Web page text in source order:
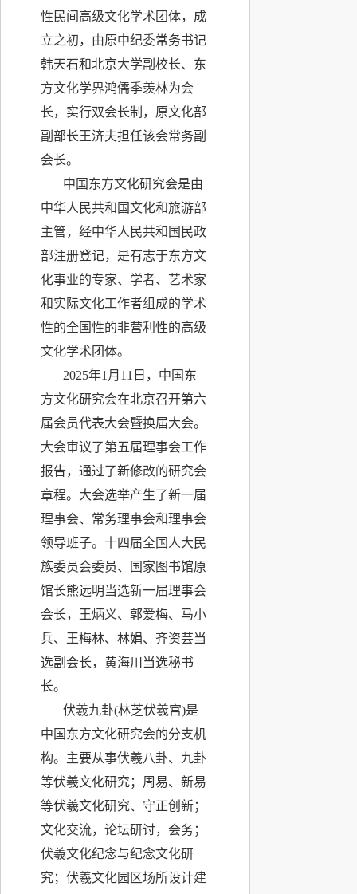
性民间高级文化学术团体，成
立之初，由原中纪委常务书记
韩天石和北京大学副校长、东
方文化学界鸿儒季羡林为会
长，实行双会长制，原文化部
副部长王济夫担任该会常务副
会长。
中国东方文化研究会是由
中华人民共和国文化和旅游部
主管，经中华人民共和国民政
部注册登记，是有志于东方文
化事业的专家、学者、艺术家
和实际文化工作者组成的学术
性的全国性的非营利性的高级
文化学术团体。
2025年1月11日，中国东
方文化研究会在北京召开第六
届会员代表大会暨换届大会。
大会审议了第五届理事会工作
报告，通过了新修改的研究会
章程。大会选举产生了新一届
理事会、常务理事会和理事会
领导班子。十四届全国人大民
族委员会委员、国家图书馆原
馆长熊远明当选新一届理事会
会长，王炳义、郭爱梅、马小
兵、王梅林、林娟、齐资芸当
选副会长，黄海川当选秘书
长。
伏羲九卦(林芝伏羲宫)是
中国东方文化研究会的分支机
构。主要从事伏羲八卦、九卦
等伏羲文化研究；周易、新易
等伏羲文化研究、守正创新；
文化交流，论坛研讨，会务；
伏羲文化纪念与纪念文化研
究；伏羲文化园区场所设计建